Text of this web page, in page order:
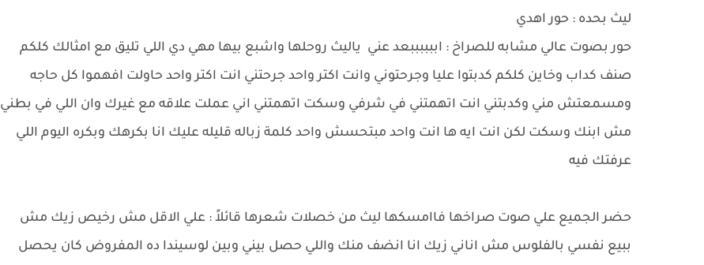
ليث بحده : حور اهدي
حور بصوت عالي مشابه للصراخ : اببببببعد عني ياليث روحلها واشبع بيها مهي دي اللي تليق مع امثالك كلكم
صنف كداب وخاين كلكم كدبتوا عليا وجرحتوني وانت اكتر واحد جرحتني انت اكتر واحد حاولت افهموا كل حاجه
ومسمعتش مني وكدبتني انت اتهمتني في شرفي وسكت اتهمتني اني عملت علاقه مع غيرك وان اللي في بطني
مش ابنك وسكت لكن انت ايه ها انت واحد مبتحسش واحد كلمة زباله قليله عليك انا بكرهك وبكره اليوم اللي
عرفتك فيه
حضر الجميع علي صوت صراخها فاامسكها ليث من خصلات شعرها قائلاً : علي الاقل مش رخيص زيك مش
ببيع نفسي بالفلوس مش اناني زيك انا انضف منك واللي حصل بيني وبين لوسيندا ده المفروض كان يحصل